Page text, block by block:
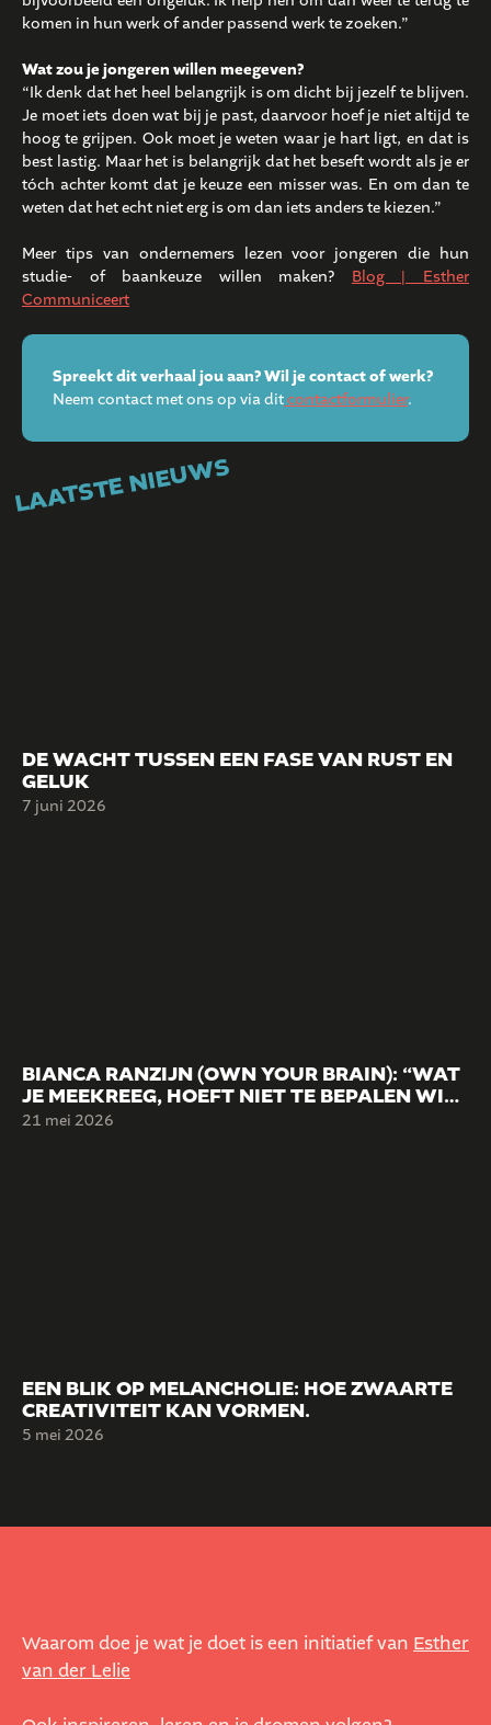
komen in hun werk of ander passend werk te zoeken.”
Wat zou je jongeren willen meegeven?
“Ik denk dat het heel belangrijk is om dicht bij jezelf te blijven.
Je moet iets doen wat bij je past, daarvoor hoef je niet altijd te
hoog te grijpen. Ook moet je weten waar je hart ligt, en dat is
best lastig. Maar het is belangrijk dat het beseft wordt als je er
tóch achter komt dat je keuze een misser was. En om dan te
weten dat het echt niet erg is om dan iets anders te kiezen.”
Meer tips van ondernemers lezen voor jongeren die hun
studie- of baankeuze willen maken? Blog | Esther
Communiceert
Spreekt dit verhaal jou aan? Wil je contact of werk?
Neem contact met ons op via ditcontactformulier.
LAATSTE NIEUWS
DE WACHT TUSSEN EEN FASE VAN RUST EN
GELUK
7 juni 2026
BIANCA RANZIJN (OWN YOUR BRAIN): “WAT
JE MEEKREEG, HOEFT NIET TE BEPALEN WIE
JE WORDT.”
21 mei 2026
EEN BLIK OP MELANCHOLIE: HOE ZWAARTE
CREATIVITEIT KAN VORMEN.
5 mei 2026
Waarom doe je wat je doet is een initiatief van Esther
van der Lelie